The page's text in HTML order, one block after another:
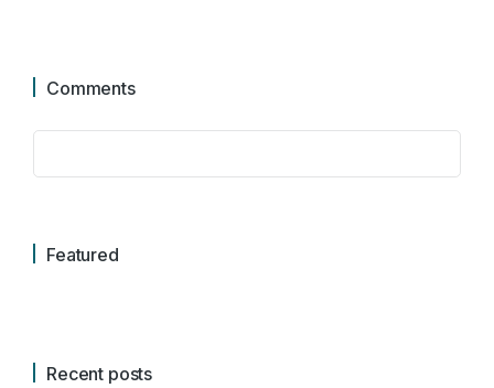
Comments
Featured
Recent posts